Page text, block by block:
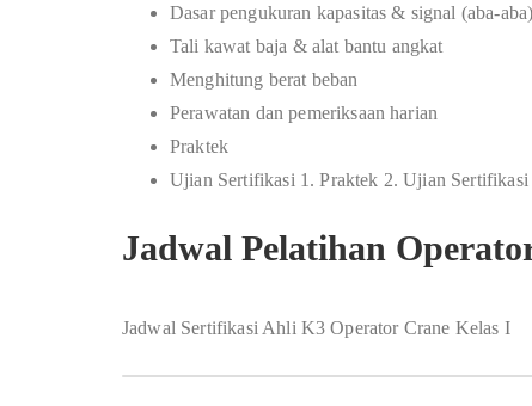
Dasar pengukuran kapasitas & signal (aba-aba)
Tali kawat baja & alat bantu angkat
Menghitung berat beban
Perawatan dan pemeriksaan harian
Praktek
Ujian Sertifikasi 1. Praktek 2. Ujian Sertifikasi
Jadwal Pelatihan
Jadwal Sertifikasi Ahli K3 Operator Crane Kelas I